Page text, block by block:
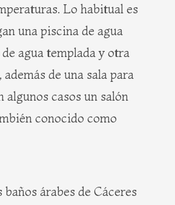
Lo habitual es
una piscina de agua
agua templada y otra
de una sala para
algunos casos un salón
conocido como
árabes de Cáceres